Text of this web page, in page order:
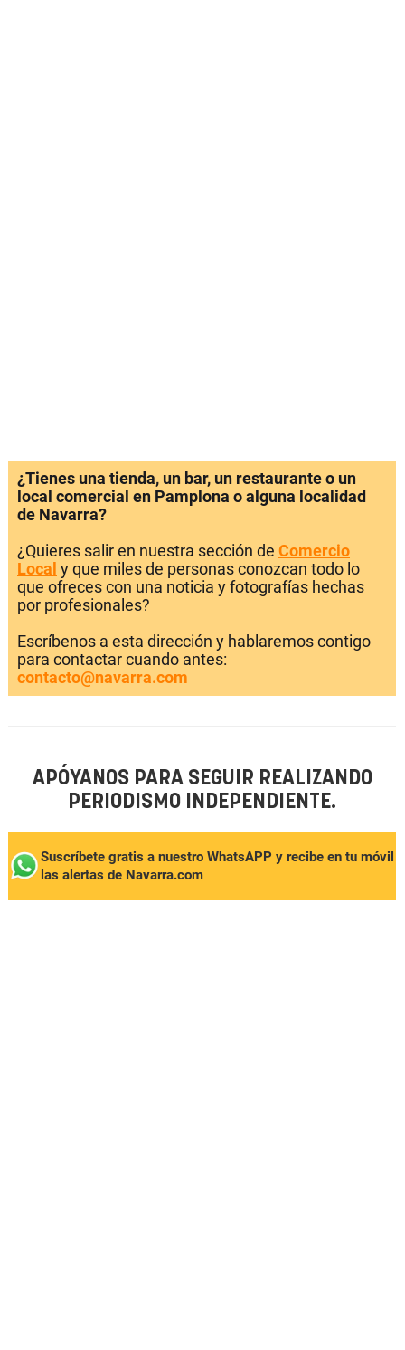
¿Tienes una tienda, un bar, un restaurante o un
local comercial en Pamplona o alguna localidad
de Navarra?
¿Quieres salir en nuestra sección de Comercio
Local y que miles de personas conozcan todo lo
que ofreces con una noticia y fotografías hechas
por profesionales?
Escríbenos a esta dirección y hablaremos contigo
para contactar cuando antes:
contacto@navarra.com
APÓYANOS PARA SEGUIR REALIZANDO
PERIODISMO INDEPENDIENTE.
Suscríbete gratis a nuestro WhatsAPP y recibe en tu móvil
las alertas de Navarra.com